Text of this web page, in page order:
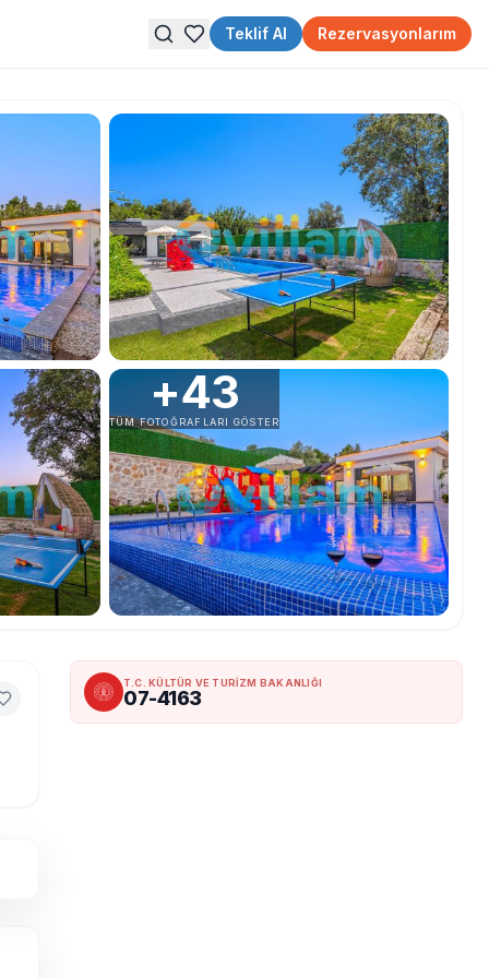
Teklif Al Rezervasyonlarım
+43
TÜM FOTOĞRAFLARI GÖSTER
T.C. KÜLTÜR VE TURİZM BAKANLIĞI
07-4163